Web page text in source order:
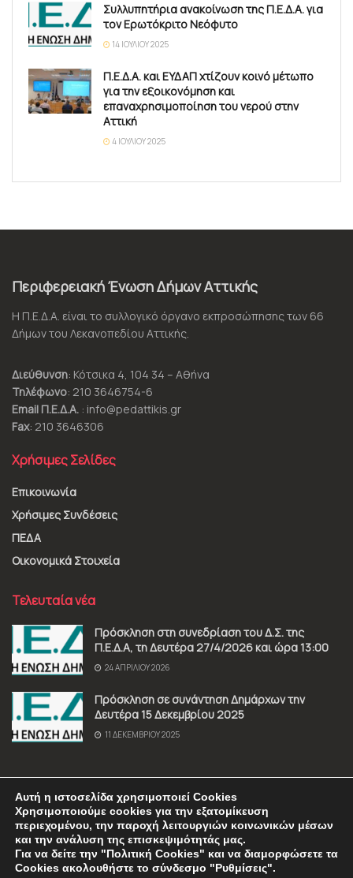
Συλλυπητήρια ανακοίνωση της Π.Ε.Δ.Α. για
τον Ερωτόκριτο Νεόφυτο
14 ΙΟΥΛΊΟΥ 2025
Π.Ε.Δ.Α. και ΕΥΔΑΠ χτίζουν κοινό μέτωπο
για την εξοικονόμηση και
επαναχρησιμοποίηση του νερού στην
Αττική
4 ΙΟΥΛΊΟΥ 2025
Περιφερειακή Ένωση Δήμων Αττικής
Η Π.Ε.Δ.Α. είναι το συλλογικό όργανο εκπροσώπησης των 66
Δήμων του Λεκανοπεδίου Αττικής.
Διεύθυνση: Κότσικα 4, 104 34 – Αθήνα
Τηλέφωνο: 210 3646754-6
Email Π.Ε.Δ.Α. : info@pedattikis.gr
Fax: 210 3646306
Χρήσιμες Σελίδες
Επικοινωνία
Χρήσιμες Συνδέσεις
ΠΕΔΑ
Οικονομικά Στοιχεία
Τελευταία νέα
Πρόσκληση στη συνεδρίαση του Δ.Σ. της
Π.Ε.Δ.Α, τη Δευτέρα 27/4/2026 και ώρα 13:00
24 ΑΠΡΙΛΊΟΥ 2026
Πρόσκληση σε συνάντηση Δημάρχων την
Δευτέρα 15 Δεκεμβρίου 2025
11 ΔΕΚΕΜΒΡΊΟΥ 2025
Όροι χρήσης Πολιτική Απορρήτου Επικοινωνία
Αυτή η ιστοσελίδα χρησιμοποιεί Cookies
Χρησιμοποιούμε cookies για την εξατομίκευση
περιεχομένου, την παροχή λειτουργιών κοινωνικών μέσων
και την ανάλυση της επισκεψιμότητάς μας.
Για να δείτε την "Πολιτική Cookies" και να διαμορφώσετε τα
Cookies ακολουθήστε το σύνδεσμο "Ρυθμίσεις".